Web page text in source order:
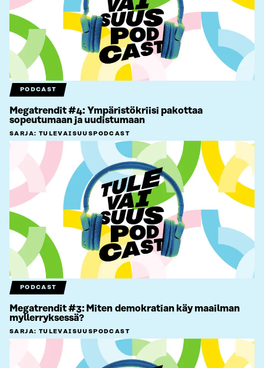
PODCAST
Megatrendit #4: Ympäristökriisi pakottaa
sopeutumaan ja uudistumaan
SARJA: TULEVAISUUSPODCAST
PODCAST
Megatrendit #3: Miten demokratian käy maailman
myllerryksessä?
SARJA: TULEVAISUUSPODCAST